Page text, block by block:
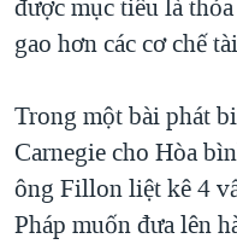
được mục tiêu là
gao hơn các cơ chế
Trong một bài phát
Carnegie cho Hòa
ông Fillon liệt kê 4
Pháp muốn đưa lên